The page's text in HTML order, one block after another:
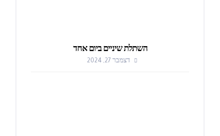
השתלת שיניים ביום אחד
דצמבר 27, 2024